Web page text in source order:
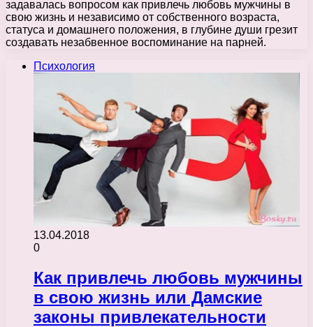
задавалась вопросом как привлечь любовь мужчины в
свою жизнь и независимо от собственного возраста,
статуса и домашнего положения, в глубине души грезит
создавать незабвенное воспоминание на парней.
Психология
13.04.2018
0
Как привлечь любовь мужчины
в свою жизнь или Дамские
законы привлекательности